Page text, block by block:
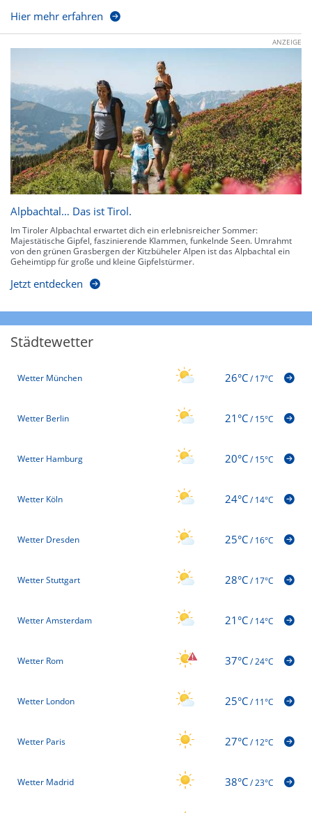
Hier mehr erfahren
ANZEIGE
Alpbachtal… Das ist Tirol.
Im Tiroler Alpbachtal erwartet dich ein erlebnisreicher Sommer:
Majestätische Gipfel, faszinierende Klammen, funkelnde Seen. Umrahmt
von den grünen Grasbergen der Kitzbüheler Alpen ist das Alpbachtal ein
Geheimtipp für große und kleine Gipfelstürmer.
Jetzt entdecken
Städtewetter
Wetter München 26°C/17°C
Wetter Berlin 21°C/15°C
Wetter Hamburg 20°C/15°C
Wetter Köln 24°C/14°C
Wetter Dresden 25°C/16°C
Wetter Stuttgart 28°C/17°C
Wetter Amsterdam 21°C/14°C
Wetter Rom 37°C/24°C
Wetter London 25°C/11°C
Wetter Paris 27°C/12°C
Wetter Madrid 38°C/23°C